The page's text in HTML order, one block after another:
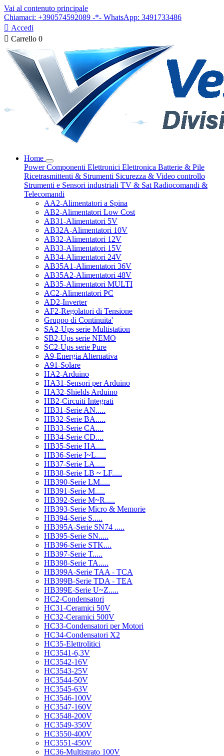
Vai al contenuto principale
Chiamaci: +390574592089 -*- WhatsApp: 3491733486
 Accedi
 Carrello 0
Home
PowerComponenti Elettronici Elettronica Batterie & Pile
Ricetrasmittenti & Strumenti Sicurezza & Video controllo
Strumenti e Sensori industriali TV & Sat Radiocomandi &
Telecomandi
AA2-Alimentatori a Spina
AB2-Alimentatori Low Cost
AB31-Alimentatori 5V
AB32A-Alimentatori 10V
AB32-Alimentatori 12V
AB33-Alimentatori 15V
AB34-Alimentatori 24V
AB35A1-Alimentatori 36V
AB35A2-Alimentatori 48V
AB35-Alimentatori MULTI
AC2-Alimentatori PC
AD2-Inverter
AF2-Regolatori di Tensione
Gruppo di Continuita'
SA2-Ups serie Multistation
SB2-Ups serie NEMO
SC2-Ups serie Pure
A9-Energia Alternativa
A91-Solare
HA2-Arduino
HA31-Sensori per Arduino
HA32-Shields Arduino
HB2-Circuiti Integrati
HB31-Serie AN.....
HB32-Serie BA.....
HB33-Serie CA....
HB34-Serie CD....
HB35-Serie HA.....
HB36-Serie I~L.....
HB37-Serie LA.....
HB38-Serie LB ~ LF.....
HB390-Serie LM.....
HB391-Serie M.....
HB392-Serie M~R.....
HB393-Serie Micro & Memorie
HB394-Serie S.....
HB395A-Serie SN74 .....
HB395-Serie SN.....
HB396-Serie STK....
HB397-Serie T.....
HB398-Serie TA.....
HB399A-Serie TAA - TCA
HB399B-Serie TDA - TEA
HB399E-Serie U~Z.....
HC2-Condensatori
HC31-Ceramici 50V
HC32-Ceramici 500V
HC33-Condensatori per Motori
HC34-Condensatori X2
HC35-Elettrolitici
HC3541-6,3V
HC3542-16V
HC3543-25V
HC3544-50V
HC3545-63V
HC3546-100V
HC3547-160V
HC3548-200V
HC3549-350V
HC3550-400V
HC3551-450V
HC36-Multistrato 100V